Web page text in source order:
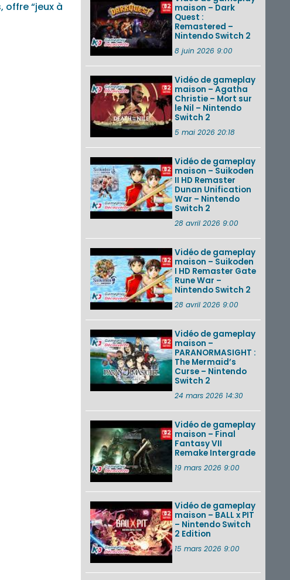
offre “jeux à
VOIR PLUS DE NEWS
maison – Dark
Quest :
Remastered –
Nintendo Switch 2
8 juin 2026 9:00
Vidéo de gameplay
maison – Agatha
Christie – Mort sur
le Nil – Nintendo
Switch 2
5 mai 2026 20:18
Vidéo de gameplay
maison – Suikoden
II HD Remaster
Dunan Unification
War – Nintendo
Switch 2
28 avril 2026 9:00
Vidéo de gameplay
maison – Suikoden
I HD Remaster Gate
Rune War –
Nintendo Switch 2
28 avril 2026 9:00
Vidéo de gameplay
maison –
PARANORMASIGHT :
The Mermaid’s
Curse – Nintendo
Switch 2
24 mars 2026 14:30
Vidéo de gameplay
maison – Final
Fantasy VII
Remake Intergrade
19 mars 2026 9:00
Vidéo de gameplay
maison – BALL x PIT
– Nintendo Switch
2 Edition
15 mars 2026 9:00